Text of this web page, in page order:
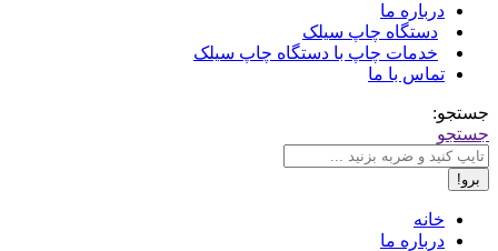
درباره ما
دستگاه چاپ سیلک
خدمات چاپ با دستگاه چاپ سیلک
تماس با ما
جستجو:
جستجو
خانه
درباره ما